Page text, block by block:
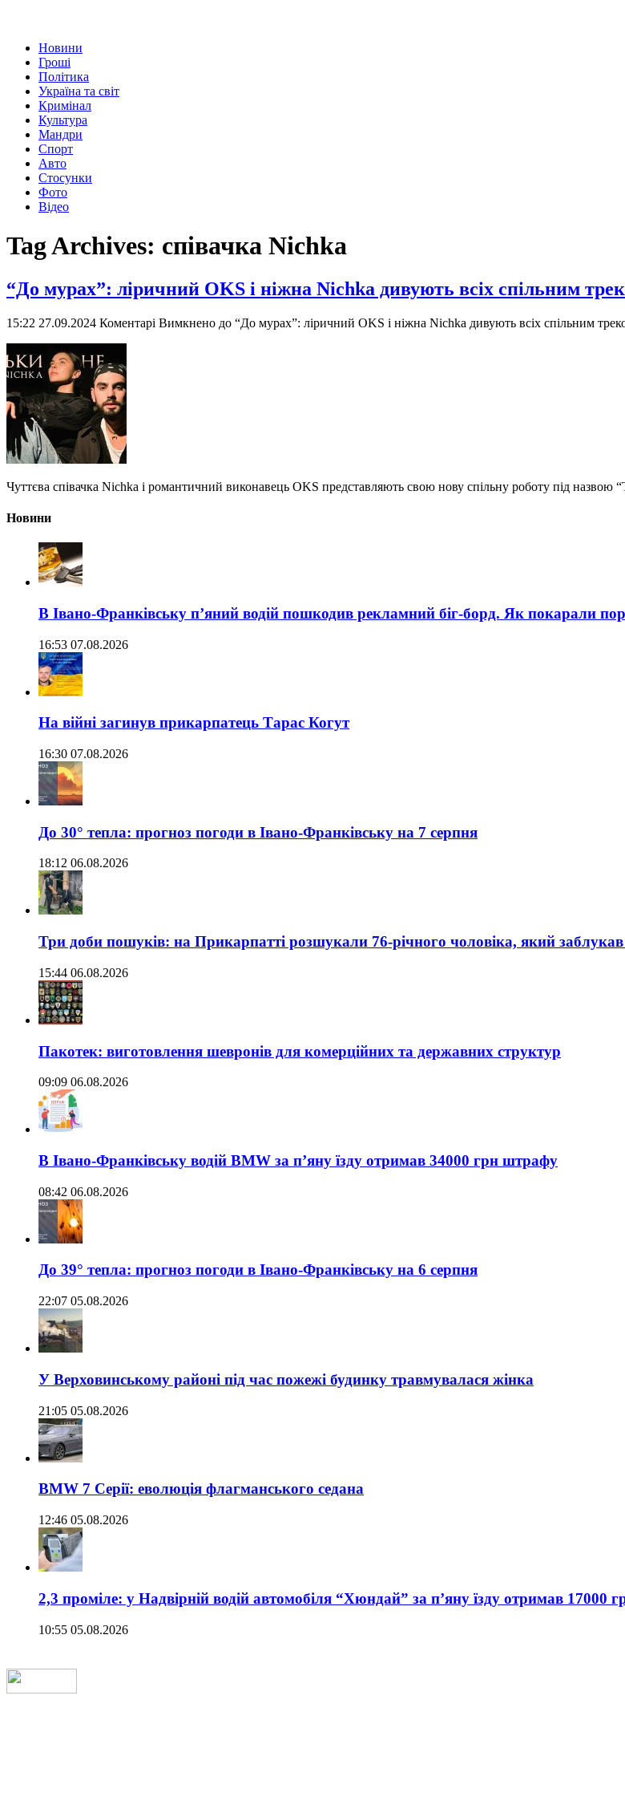
Новини
Гроші
Політика
Україна та світ
Кримінал
Культура
Мандри
Спорт
Авто
Стосунки
Фото
Відео
Tag Archives: співачка Nichka
“До мурах”: ліричний OKS і ніжна Nichka дивують всіх спільним
15:22 27.09.2024 Коментарі Вимкнено до “До мурах”: ліричний OKS і ніжна Nichka дивують всіх спільним
Чуттєва співачка Nichka і романтичний виконавець OKS представляють свою нову спільну роботу під назвою
Новини
В Івано-Франківську п’яний водій пошкодив рекламний біг-борд. Як покарали
16:53 07.08.2026
На війні загинув прикарпатець Тарас Когут
16:30 07.08.2026
До 30° тепла: прогноз погоди в Івано-Франківську на 7 серпня
18:12 06.08.2026
Три доби пошуків: на Прикарпатті розшукали 76-річного чоловіка, який заблукав
15:44 06.08.2026
Пакотек: виготовлення шевронів для комерційних та державних структур
09:09 06.08.2026
В Івано-Франківську водій BMW за п’яну їзду отримав 34000 грн штрафу
08:42 06.08.2026
До 39° тепла: прогноз погоди в Івано-Франківську на 6 серпня
22:07 05.08.2026
У Верховинському районі під час пожежі будинку травмувалася жінка
21:05 05.08.2026
BMW 7 Серії: еволюція флагманського седана
12:46 05.08.2026
2,3 проміле: у Надвірній водій автомобіля “Хюндай” за п’яну їзду отримав 17000
10:55 05.08.2026